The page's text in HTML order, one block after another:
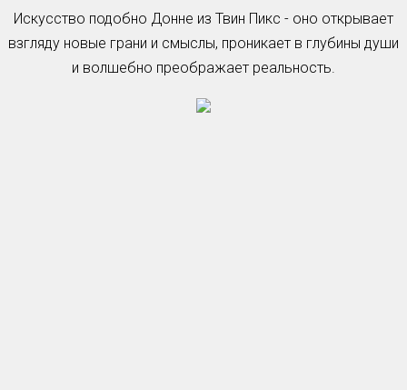
Искусство подобно Донне из Твин Пикс - оно открывает
взгляду новые грани и смыслы, проникает в глубины души
и волшебно преображает реальность.